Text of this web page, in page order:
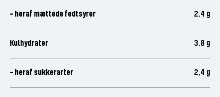
- heraf mættede fedtsyrer 2,4 g
Kulhydrater 3,8 g
- heraf sukkerarter 2,4 g